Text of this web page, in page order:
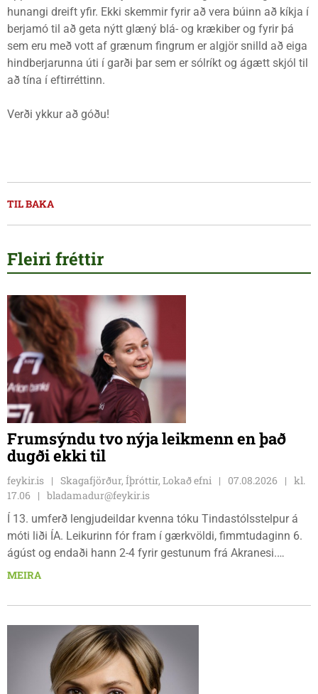
hunangi dreift yfir. Ekki skemmir fyrir að vera búinn að kíkja í
berjamó til að geta nýtt glæný blá- og krækiber og fyrir þá
sem eru með vott af grænum fingrum er algjör snilld að eiga
hindberjarunna úti í garði þar sem er sólríkt og ágætt skjól til
að tína í eftirréttinn.
Verði ykkur að góðu!
TIL BAKA
Fleiri fréttir
Frumsýndu tvo nýja leikmenn en það
dugði ekki til
feykir.is Skagafjörður, Íþróttir, Lokað efni 07.08.2026
kl.
17.06
bladamadur@feykir.is
Í 13. umferð lengjudeildar kvenna tóku Tindastólsstelpur á
móti liði ÍA. Leikurinn fór fram í gærkvöldi, fimmtudaginn 6.
ágúst og endaði hann 2-4 fyrir gestunum frá Akranesi.
Tindastólsliðið frumsýndi tvo nýja leikmenn en þær dönsku
tvíburar.
MEIRA